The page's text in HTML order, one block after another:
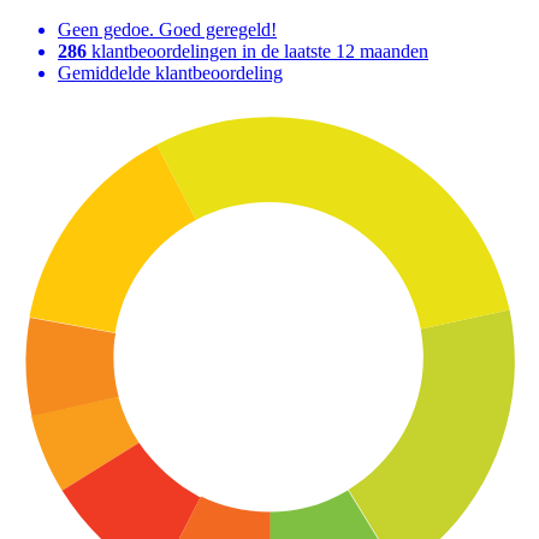
Geen gedoe. Goed geregeld!
286 klantbeoordelingen in de laatste 12 maanden
Gemiddelde klantbeoordeling